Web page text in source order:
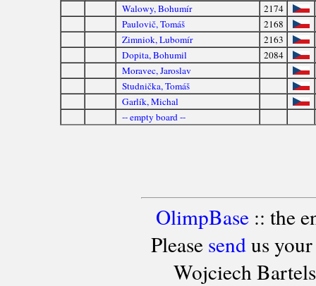
Walowy, Bohumír
2174
Paulovič, Tomáš
2168
Zimniok, Lubomír
2163
Dopita, Bohumil
2084
Moravec, Jaroslav
Studnička, Tomáš
Garlík, Michal
-- empty board --
OlimpBase:: the
Please sendus your
Wojciech